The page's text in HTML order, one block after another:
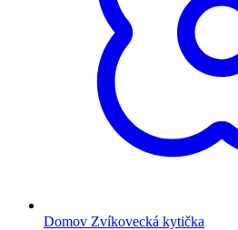
Domov Zvíkovecká kytička